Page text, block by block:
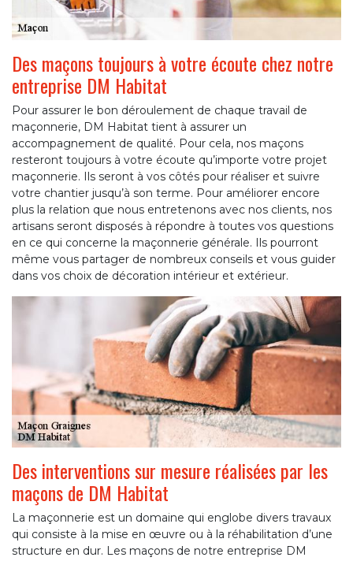
Des maçons toujours à votre écoute chez notre
entreprise DM Habitat
Pour assurer le bon déroulement de chaque travail de
maçonnerie, DM Habitat tient à assurer un
accompagnement de qualité. Pour cela, nos maçons
resteront toujours à votre écoute qu’importe votre projet
maçonnerie. Ils seront à vos côtés pour réaliser et suivre
votre chantier jusqu’à son terme. Pour améliorer encore
plus la relation que nous entretenons avec nos clients, nos
artisans seront disposés à répondre à toutes vos questions
en ce qui concerne la maçonnerie générale. Ils pourront
même vous partager de nombreux conseils et vous guider
dans vos choix de décoration intérieur et extérieur.
Des interventions sur mesure réalisées par les
maçons de DM Habitat
La maçonnerie est un domaine qui englobe divers travaux
qui consiste à la mise en œuvre ou à la réhabilitation d’une
structure en dur. Les maçons de notre entreprise DM